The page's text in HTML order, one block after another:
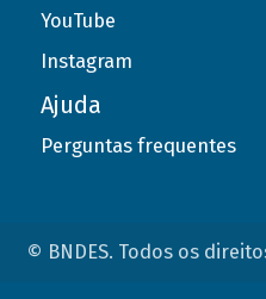
YouTube
Instagram
Ajuda
Perguntas frequentes
© BNDES. Todos os